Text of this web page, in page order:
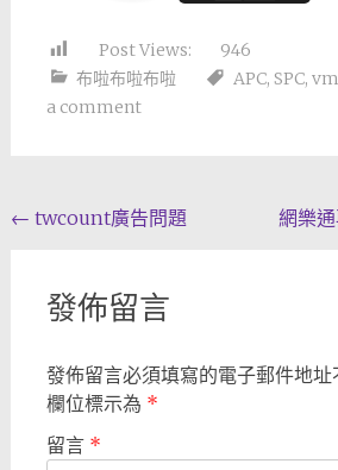
Post Views:
946
布啦布啦布啦
APC, SPC, vm
a comment
Post
← twcount廣告問題 網樂
發佈留言
發佈留言必須填寫的電子郵件地址
欄位標示為 *
留言 *